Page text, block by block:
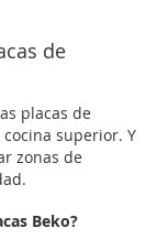
de
placas de
superior. Y
zonas de
Beko?